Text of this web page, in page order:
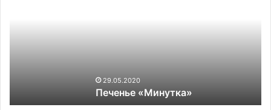
Печенье «Минутка»